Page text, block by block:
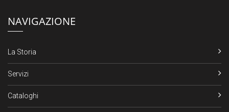
NAVIGAZIONE
La Storia
Servizi
Cataloghi